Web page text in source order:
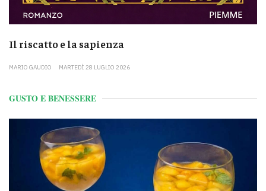
Il riscatto e la sapienza
MARIO GAUDIO MARTEDÌ 28 LUGLIO 2026
GUSTO E BENESSERE